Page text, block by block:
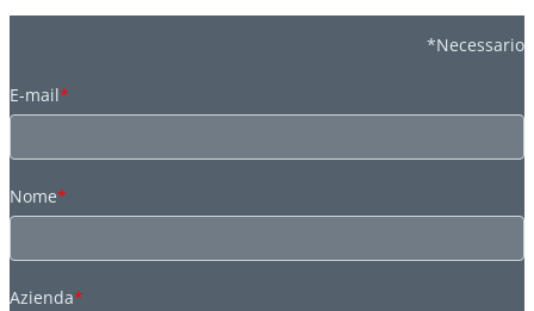
*Necessario
E-mail*
Nome*
Azienda*